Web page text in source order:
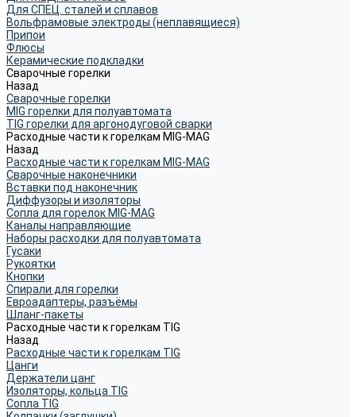
Для СПЕЦ. сталей и сплавов
Вольфрамовые электроды (неплавящиеся)
Припои
Флюсы
Керамические подкладки
Сварочные горелки
Назад
Сварочные горелки
MIG горелки для полуавтомата
TIG горелки для аргонодуговой сварки
Расходные части к горелкам MIG-MAG
Назад
Расходные части к горелкам MIG-MAG
Сварочные наконечники
Вставки под наконечник
Диффузоры и изоляторы
Сопла для горелок MIG-MAG
Каналы направляющие
Наборы расходки для полуавтомата
Гусаки
Рукоятки
Кнопки
Спирали для горелки
Евроадаптеры, разъёмы
Шланг-пакеты
Расходные части к горелкам TIG
Назад
Расходные части к горелкам TIG
Цанги
Держатели цанг
Изоляторы, кольца TIG
Сопла TIG